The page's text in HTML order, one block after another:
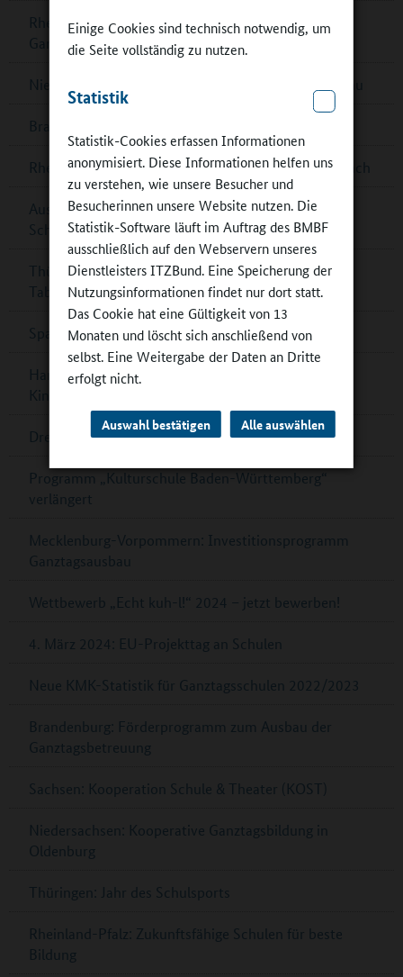
Einige Cookies sind technisch notwendig, um
die Seite vollständig zu nutzen.
Statistik
Statistik-Cookies erfassen Informationen
anonymisiert. Diese Informationen helfen uns
zu verstehen, wie unsere Besucher und
Besucherinnen unsere Website nutzen. Die
Statistik-Software läuft im Auftrag des BMBF
ausschließlich auf den Webservern unseres
Dienstleisters ITZBund. Eine Speicherung der
Nutzungsinformationen findet nur dort statt.
Das Cookie hat eine Gültigkeit von 13
Monaten und löscht sich anschließend von
selbst. Eine Weitergabe der Daten an Dritte
erfolgt nicht.
Auswahl bestätigen Alle auswählen
Rheinland-Pfalz: Musikalisches Zusammenspiel im
Ganztag
Niedersachsen: Förderrichtlinie zum Ganztagsausbau
Brandenburg: Multifunktionsgebäude für Zeuthen
Rheinland-Pfalz: G8-Ganztagsgymnasium in Dernbach
Ausschreibung „denkmal aktiv – Kulturerbe macht
Schule‟
Thüringen: „Goldener Teller“ für Schulessen in Bad
Tabarz
Spannende Physik im DLR_School_Lab
Hamburg: Mehr Platz, schöne Räume und ein
Kinderkochstudio
Dresden ist „UNESCO Learning City“
Programm „Kulturschule Baden-Württemberg“
verlängert
Mecklenburg-Vorpommern: Investitionsprogramm
Ganztagsausbau
Wettbewerb „Echt kuh-l!“ 2024 – jetzt bewerben!
4. März 2024: EU-Projekttag an Schulen
Neue KMK-Statistik für Ganztagsschulen 2022/2023
Brandenburg: Förderprogramm zum Ausbau der
Ganztagsbetreuung
Sachsen: Kooperation Schule & Theater (KOST)
Niedersachsen: Kooperative Ganztagsbildung in
Oldenburg
Thüringen: Jahr des Schulsports
Rheinland-Pfalz: Zukunftsfähige Schulen für beste
Bildung